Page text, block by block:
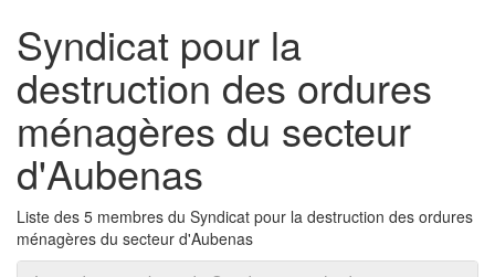
Syndicat pour la
destruction des ordures
ménagères du secteur
d'Aubenas
Liste des 5 membres du Syndicat pour la destruction des ordures
ménagères du secteur d'Aubenas